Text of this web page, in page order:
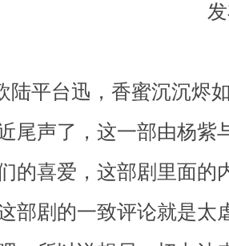
陆平台迅，香蜜沉沉烬
尾声了，这一部由杨紫
的喜爱，这部剧里面的
部剧的一致评论就是太